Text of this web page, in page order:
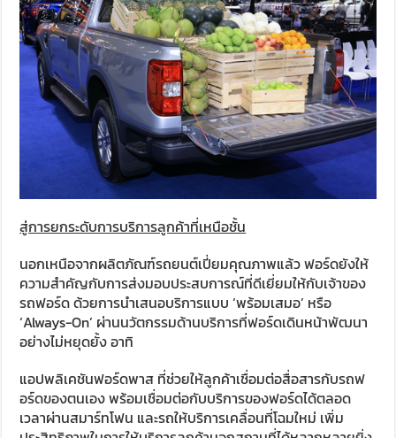
สู่การยกระดับการบริการลูกค้าที่เหนือชั้น
นอกเหนือจากผลิตภัณฑ์รถยนต์เปี่ยมคุณภาพแล้ว ฟอร์ดยังให้
ความสำคัญกับการส่งมอบประสบการณ์ที่ดีเยี่ยมให้กับเจ้าของ
รถฟอร์ด ด้วยการนำเสนอบริการแบบ ‘พร้อมเสมอ’ หรือ
‘Always-On’ ผ่านนวัตกรรมด้านบริการที่ฟอร์ดเดินหน้าพัฒนา
อย่างไม่หยุดยั้ง อาทิ
แอปพลิเคชันฟอร์ดพาส ที่ช่วยให้ลูกค้าเชื่อมต่อสื่อสารกับรถฟ
อร์ดของตนเอง พร้อมเชื่อมต่อกับบริการของฟอร์ดได้ตลอด
เวลาผ่านสมาร์ทโฟน และรถให้บริการเคลื่อนที่โฉมใหม่ เพิ่ม